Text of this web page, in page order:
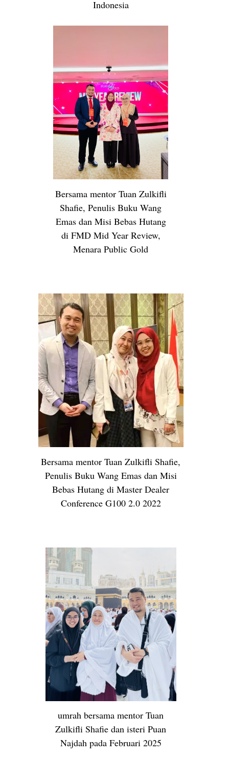
Indonesia
Bersama mentor Tuan Zulkifli
Shafie, Penulis Buku Wang
Emas dan Misi Bebas Hutang
di FMD Mid Year Review,
Menara Public Gold
Bersama mentor Tuan Zulkifli Shafie,
Penulis Buku Wang Emas dan Misi
Bebas Hutang di Master Dealer
Conference G100 2.0 2022
umrah bersama mentor Tuan
Zulkifli Shafie dan isteri Puan
Najdah pada Februari 2025